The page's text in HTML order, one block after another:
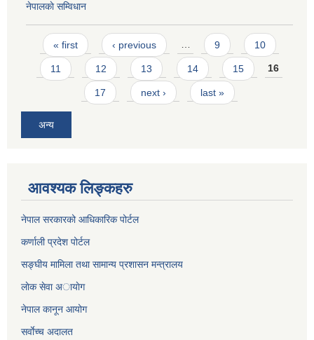
नेपालकाे सम्विधान
Pages
« first ‹ previous … 9 10
11 12 13 14 15 16
17 next › last »
अन्य
आवश्यक लिङ्कहरु
नेपाल सरकारको आधिकारिक पोर्टल
कर्णाली प्रदेश पोर्टल
सङ्घीय मामिला तथा सामान्य प्रशासन मन्त्रालय
लाेक सेवा अायाेग
नेपाल कानून आयोग
सर्वाेच्च अदालत